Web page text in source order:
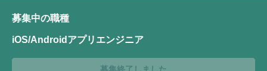
募集中の職種
iOS/Androidアプリエンジニア